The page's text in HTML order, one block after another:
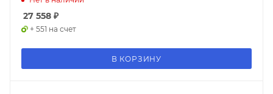
27 558 ₽
+ 551 на счет
В КОРЗИНУ